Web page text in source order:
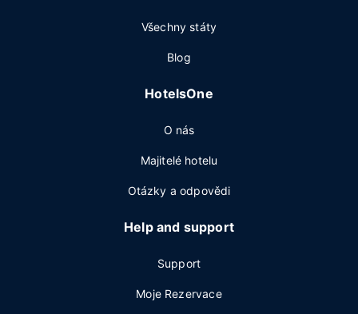
Všechny státy
Blog
HotelsOne
O nás
Majitelé hotelu
Otázky a odpovědi
Help and support
Support
Moje Rezervace